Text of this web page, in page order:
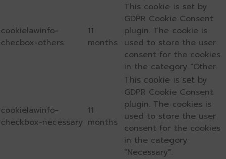
cookielawinfo-
checbox-others
11
months
This cookie is set by
GDPR Cookie Consent
plugin. The cookie is
used to store the user
consent for the cookies
in the category "Other.
cookielawinfo-
checkbox-necessary
11
months
This cookie is set by
GDPR Cookie Consent
plugin. The cookies is
used to store the user
consent for the cookies
in the category
"Necessary".